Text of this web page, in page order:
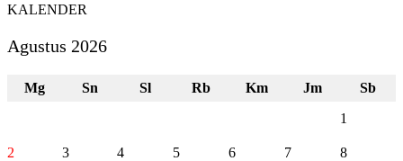
KALENDER
Agustus 2026
Mg Sn Sl Rb Km Jm
Sb
1
2 3 4 5 6 7 8